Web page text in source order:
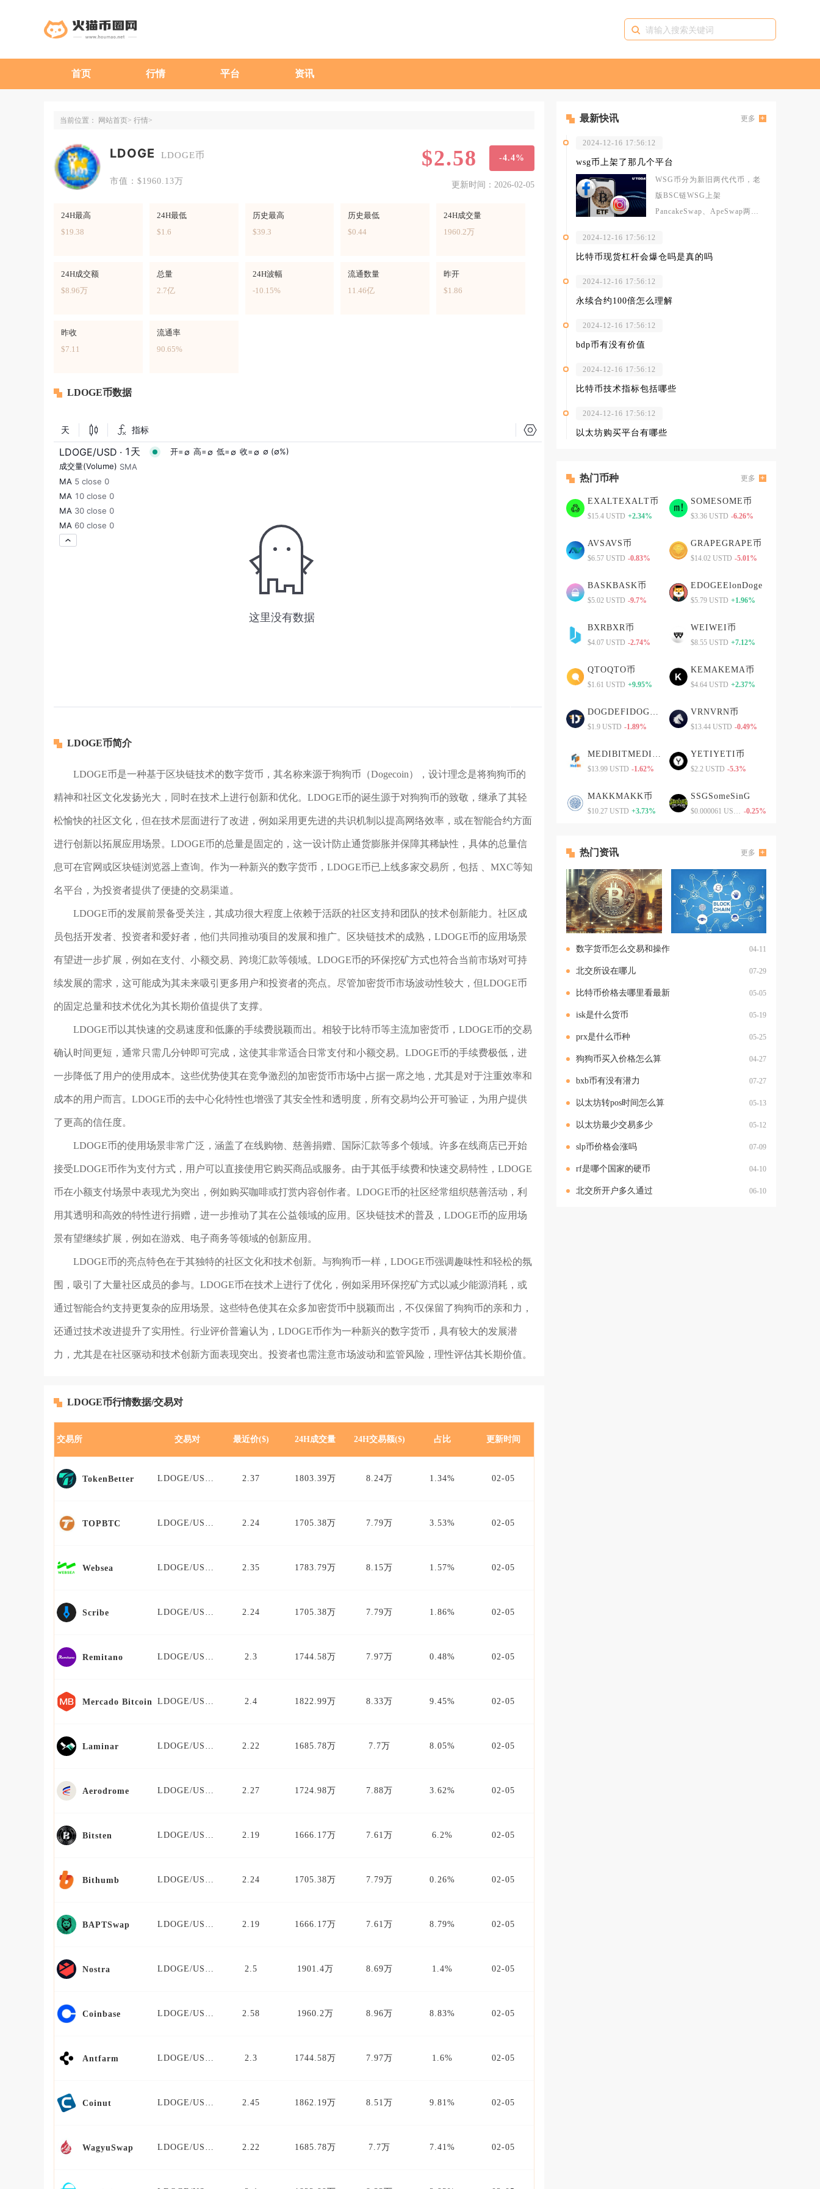
首页 行情 平台 资讯
当前位置： 网站首页 行情
LDOGE LDOGE币
市值：$1960.13万
$2.58 -4.4%
更新时间：2026-02-05
24H最高
$19.38
24H最低
$1.6
历史最高
$39.3
历史最低
$0.44
24H成交量
1960.2万
24H成交额
$8.96万
总量
2.7亿
24H波幅
-10.15%
流通数量
11.46亿
昨开
$1.86
昨收
$7.11
流通率
90.65%
LDOGE币数据
LDOGE币简介
LDOGE币是一种基于区块链技术的数字货币，其名称来源于狗狗币（Dogecoin），设计理念是将狗狗币的
精神和社区文化发扬光大，同时在技术上进行创新和优化。LDOGE币的诞生源于对狗狗币的致敬，继承了其轻
松愉快的社区文化，但在技术层面进行了改进，例如采用更先进的共识机制以提高网络效率，或在智能合约方面
进行创新以拓展应用场景。LDOGE币的总量是固定的，这一设计防止通货膨胀并保障其稀缺性，具体的总量信
息可在官网或区块链浏览器上查询。作为一种新兴的数字货币，LDOGE币已上线多家交易所，包括 、MXC等知
名平台，为投资者提供了便捷的交易渠道。
LDOGE币的发展前景备受关注，其成功很大程度上依赖于活跃的社区支持和团队的技术创新能力。社区成
员包括开发者、投资者和爱好者，他们共同推动项目的发展和推广。区块链技术的成熟，LDOGE币的应用场景
有望进一步扩展，例如在支付、小额交易、跨境汇款等领域。LDOGE币的环保挖矿方式也符合当前市场对可持
续发展的需求，这可能成为其未来吸引更多用户和投资者的亮点。尽管加密货币市场波动性较大，但LDOGE币
的固定总量和技术优化为其长期价值提供了支撑。
LDOGE币以其快速的交易速度和低廉的手续费脱颖而出。相较于比特币等主流加密货币，LDOGE币的交易
确认时间更短，通常只需几分钟即可完成，这使其非常适合日常支付和小额交易。LDOGE币的手续费极低，进
一步降低了用户的使用成本。这些优势使其在竞争激烈的加密货币市场中占据一席之地，尤其是对于注重效率和
成本的用户而言。LDOGE币的去中心化特性也增强了其安全性和透明度，所有交易均公开可验证，为用户提供
了更高的信任度。
LDOGE币的使用场景非常广泛，涵盖了在线购物、慈善捐赠、国际汇款等多个领域。许多在线商店已开始
接受LDOGE币作为支付方式，用户可以直接使用它购买商品或服务。由于其低手续费和快速交易特性，LDOGE
币在小额支付场景中表现尤为突出，例如购买咖啡或打赏内容创作者。LDOGE币的社区经常组织慈善活动，利
用其透明和高效的特性进行捐赠，进一步推动了其在公益领域的应用。区块链技术的普及，LDOGE币的应用场
景有望继续扩展，例如在游戏、电子商务等领域的创新应用。
LDOGE币的亮点特色在于其独特的社区文化和技术创新。与狗狗币一样，LDOGE币强调趣味性和轻松的氛
围，吸引了大量社区成员的参与。LDOGE币在技术上进行了优化，例如采用环保挖矿方式以减少能源消耗，或
通过智能合约支持更复杂的应用场景。这些特色使其在众多加密货币中脱颖而出，不仅保留了狗狗币的亲和力，
还通过技术改进提升了实用性。行业评价普遍认为，LDOGE币作为一种新兴的数字货币，具有较大的发展潜
力，尤其是在社区驱动和技术创新方面表现突出。投资者也需注意市场波动和监管风险，理性评估其长期价值。
LDOGE币行情数据/交易对
交易所 交易对 最近价($) 24H成交量 24H交易额($) 占比 更新时间
TokenBetter LDOGE/USDT 2.37 1803.39万 8.24万 1.34% 02-05
TOPBTC LDOGE/USDT 2.24 1705.38万 7.79万 3.53% 02-05
Websea LDOGE/USDT 2.35 1783.79万 8.15万 1.57% 02-05
Scribe LDOGE/USDT 2.24 1705.38万 7.79万 1.86% 02-05
Remitano LDOGE/USDT 2.3 1744.58万 7.97万 0.48% 02-05
Mercado Bitcoin LDOGE/USDT 2.4 1822.99万 8.33万 9.45% 02-05
Laminar LDOGE/USDT 2.22 1685.78万 7.7万 8.05% 02-05
Aerodrome LDOGE/USDT 2.27 1724.98万 7.88万 3.62% 02-05
Bitsten LDOGE/USDT 2.19 1666.17万 7.61万 6.2% 02-05
Bithumb LDOGE/USDT 2.24 1705.38万 7.79万 0.26% 02-05
BAPTSwap LDOGE/USDT 2.19 1666.17万 7.61万 8.79% 02-05
Nostra LDOGE/USDT 2.5 1901.4万 8.69万 1.4% 02-05
Coinbase LDOGE/USDT 2.58 1960.2万 8.96万 8.83% 02-05
Antfarm LDOGE/USDT 2.3 1744.58万 7.97万 1.6% 02-05
Coinut LDOGE/USDT 2.45 1862.19万 8.51万 9.81% 02-05
WagyuSwap LDOGE/USDT 2.22 1685.78万 7.7万 7.41% 02-05
最新快讯 更多
2024-12-16 17:56:12
wsg币上架了那几个平台
WSG币分为新旧两代代币，老
版BSC链WSG上架
PancakeSwap、ApeSwap两大
2024-12-16 17:56:12
比特币现货杠杆会爆仓吗是真的吗
2024-12-16 17:56:12
永续合约100倍怎么理解
2024-12-16 17:56:12
bdp币有没有价值
2024-12-16 17:56:12
比特币技术指标包括哪些
2024-12-16 17:56:12
以太坊购买平台有哪些
热门币种 更多
EXALTEXALT币
$15.4 USTD +2.34%
SOMESOME币
$3.36 USTD -6.26%
AVSAVS币
$6.57 USTD -0.83%
GRAPEGRAPE币
$14.02 USTD -5.01%
BASKBASK币
$5.02 USTD -9.7%
EDOGEElonDoge
$5.79 USTD +1.96%
BXRBXR币
$4.07 USTD -2.74%
WEIWEI币
$8.55 USTD +7.12%
QTOQTO币
$1.61 USTD +9.95%
KEMAKEMA币
$4.64 USTD +2.37%
DOGDEFIDOGDEFI币
$1.9 USTD -1.89%
VRNVRN币
$13.44 USTD -0.49%
MEDIBITMEDIBIT币
$13.99 USTD -1.62%
YETIYETI币
$2.2 USTD -5.3%
MAKKMAKK币
$10.27 USTD +3.73%
SSGSomeSinG
$0.000061 USTD -0.25%
热门资讯 更多
数字货币怎么交易和操作 04-11
北交所设在哪儿 07-29
比特币价格去哪里看最新 05-05
isk是什么货币 05-19
prx是什么币种 05-25
狗狗币买入价格怎么算 04-27
bxb币有没有潜力 07-27
以太坊转pos时间怎么算 05-13
以太坊最少交易多少 05-12
slp币价格会涨吗 07-09
rf是哪个国家的硬币 04-10
北交所开户多久通过 06-10